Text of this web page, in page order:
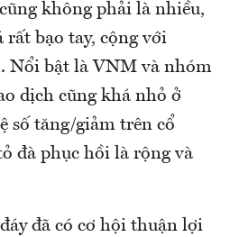
không phải là nhiều,
rất bạo tay, cộng với
Nổi bật là VNM và nhóm
dịch cũng khá nhỏ ở
số tăng/giảm trên cổ
đà phục hồi là rộng và
đã có cơ hội thuận lợi